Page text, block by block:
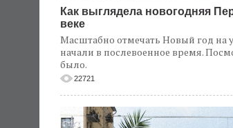
Как выглядела новогодняя
веке
Масштабно отмечать Новый год на
начали в послевоенное время.
было.
22721